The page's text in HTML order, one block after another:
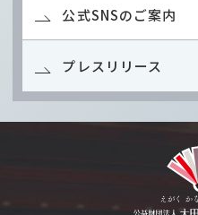
公式SNSのご案内
プレスリリース